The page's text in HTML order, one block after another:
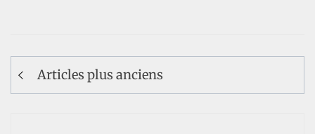
Navigation
des
Articles plus anciens